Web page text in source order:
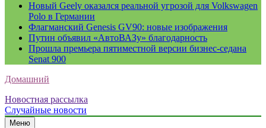
Новый Geely оказался реальной угрозой для Volkswagen
Polo в Германии
Флагманский Genesis GV90: новые изображения
Путин объявил «АвтоВАЗу» благодарность
Прошла премьера пятиместной версии бизнес-седана
Senat 900
Домашний
Новостная рассылка
Случайные новости
Меню